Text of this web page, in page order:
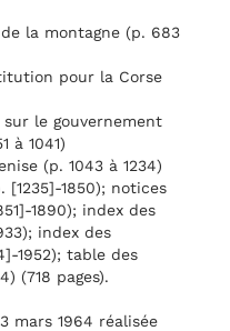
la montagne (p. 683
pour la Corse
le gouvernement
à 1041)
(p. 1043 à 1234)
[1235]-1850); notices
1890); index des
index des
1952); table des
(718 pages).
mars 1964 réalisée